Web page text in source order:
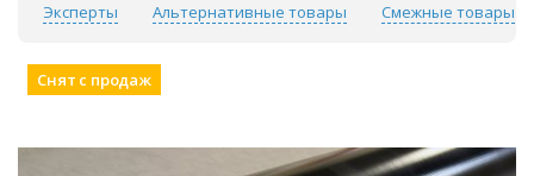
Эксперты Альтернативные товары Смежные товары
Снят с продаж